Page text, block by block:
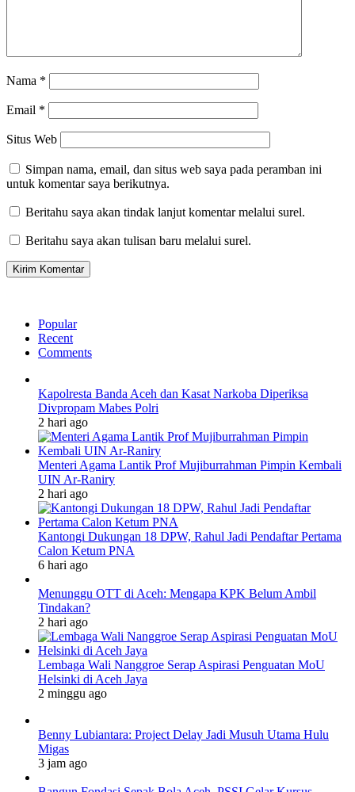
Nama *
Email *
Situs Web
Simpan nama, email, dan situs web saya pada peramban ini
untuk komentar saya berikutnya.
Beritahu saya akan tindak lanjut komentar melalui surel.
Beritahu saya akan tulisan baru melalui surel.
Popular
Recent
Comments
Kapolresta Banda Aceh dan Kasat Narkoba Diperiksa
Divpropam Mabes Polri
2 hari ago
Menteri Agama Lantik Prof Mujiburrahman Pimpin Kembali
UIN Ar-Raniry
2 hari ago
Kantongi Dukungan 18 DPW, Rahul Jadi Pendaftar Pertama
Calon Ketum PNA
6 hari ago
Menunggu OTT di Aceh: Mengapa KPK Belum Ambil
Tindakan?
2 hari ago
Lembaga Wali Nanggroe Serap Aspirasi Penguatan MoU
Helsinki di Aceh Jaya
2 minggu ago
Benny Lubiantara: Project Delay Jadi Musuh Utama Hulu
Migas
3 jam ago